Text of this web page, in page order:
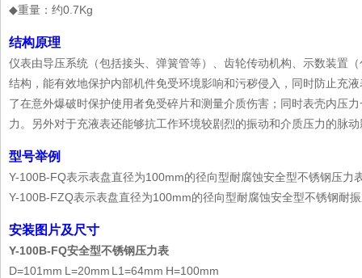
◆重量：约0.7Kg
结构原理
仪表由导压系统（包括接头、弹簧管等）、齿轮传动机构、示数装置
结构，能有效地保护内部机件免受环境影响和污秽侵入，同时防止充
了在意外爆破时保护使用者免受碎片和测量介质伤害；同时表壳内压
力。另外对于充液表还能够抗工作环境较剧烈的振动和介质压力的脉
型号举例
Y-100B-FQ表示表盘直径为100mm的径向型耐腐蚀安全型不锈钢压力
Y-100B-FZQ表示表盘直径为100mm的径向型耐腐蚀安全型不锈钢耐
安装图片及尺寸
Y-100B-FQ安全型不锈钢压力表
D=101mm L=20mm L1=64mm H=100mm